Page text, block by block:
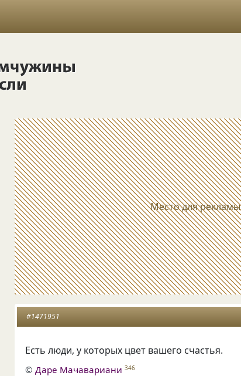
Место для рекламы
#1471951
Есть люди, у которых цвет вашего счастья.
© Даре Мачавариани 346